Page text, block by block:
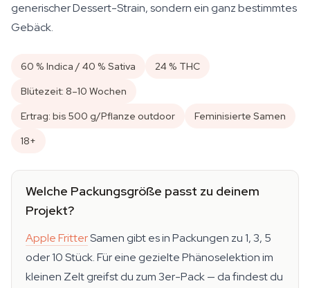
generischer Dessert-Strain, sondern ein ganz bestimmtes
Gebäck.
60 % Indica / 40 % Sativa
24 % THC
Blütezeit: 8–10 Wochen
Ertrag: bis 500 g/Pflanze outdoor
Feminisierte Samen
18+
Welche Packungsgröße passt zu deinem
Projekt?
Apple FritterSamen gibt es in Packungen zu 1, 3, 5
oder 10 Stück. Für eine gezielte Phänoselektion im
kleinen Zelt greifst du zum 3er-Pack — da findest du